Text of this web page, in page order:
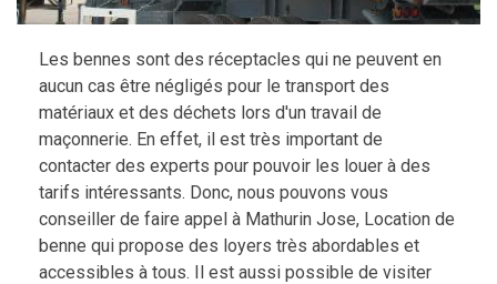
Les bennes sont des réceptacles qui ne peuvent en
aucun cas être négligés pour le transport des
matériaux et des déchets lors d'un travail de
maçonnerie. En effet, il est très important de
contacter des experts pour pouvoir les louer à des
tarifs intéressants. Donc, nous pouvons vous
conseiller de faire appel à Mathurin Jose, Location de
benne qui propose des loyers très abordables et
accessibles à tous. Il est aussi possible de visiter